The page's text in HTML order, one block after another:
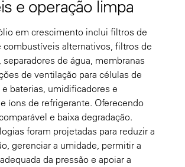
e operação limpa
em crescimento inclui filtros de
combustíveis alternativos, filtros de
separadores de água, membranas
de ventilação para células de
baterias, umidificadores e
íons de refrigerante. Oferecendo
e baixa degradação.
foram projetadas para reduzir a
gerenciar a umidade, permitir a
da pressão e apoiar a